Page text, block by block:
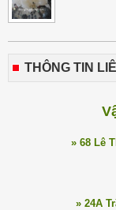
THÔNG TIN
» 68 Lê
» 24A